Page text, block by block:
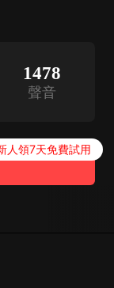
1478
聲音
人領7天免費試用